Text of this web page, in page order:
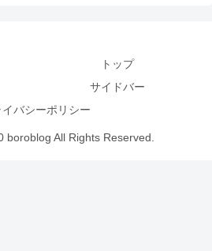
トップ
サイドバー
イバシーポリシー
boroblog All Rights Reserved.